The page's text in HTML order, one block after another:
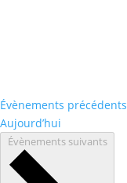
Évènements précédents
Aujourd’hui
Évènementssuivants